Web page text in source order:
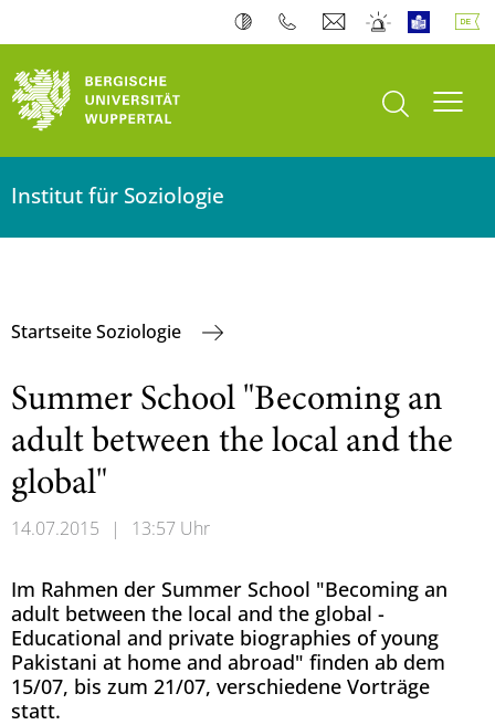
Suche öffnen
Institut für Soziologie
Startseite Soziologie
Summer School "Becoming an
adult between the local and the
global"
14.07.2015 | 13:57 Uhr
Im Rahmen der Summer School "Becoming an
adult between the local and the global -
Educational and private biographies of young
Pakistani at home and abroad" finden ab dem
15/07, bis zum 21/07, verschiedene Vorträge
statt.